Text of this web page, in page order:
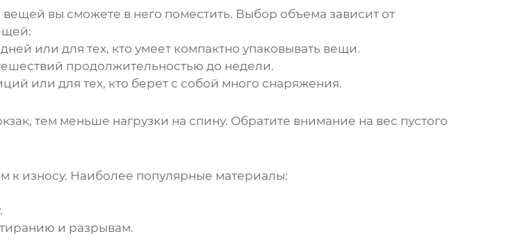
вы сможете в него поместить. Выбор объема зависит от
или для тех, кто умеет компактно упаковывать вещи.
продолжительностью до недели.
или для тех, кто берет с собой много снаряжения.
тем меньше нагрузки на спину. Обратите внимание на вес пустого
к износу. Наиболее популярные материалы:
и разрывам.